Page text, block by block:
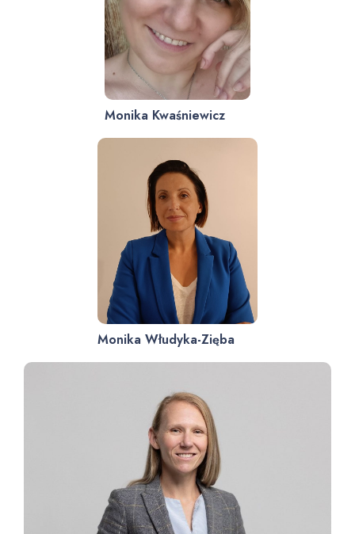
Monika Kwaśniewicz
Monika Włudyka-Zięba